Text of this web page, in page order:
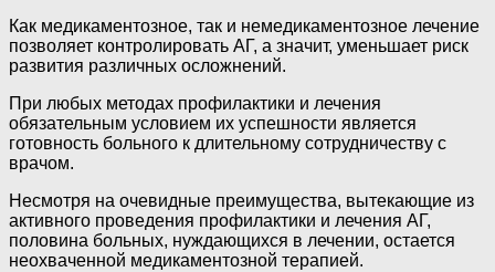
Как медикаментозное, так и немедикаментозное лечение
позволяет контролировать АГ, а значит, уменьшает риск
развития различных осложнений.
При любых методах профилактики и лечения
обязательным условием их успешности является
готовность больного к длительному сотрудничеству с
врачом.
Несмотря на очевидные преимущества, вытекающие из
активного проведения профилактики и лечения АГ,
половина больных, нуждающихся в лечении, остается
неохваченной медикаментозной терапией.